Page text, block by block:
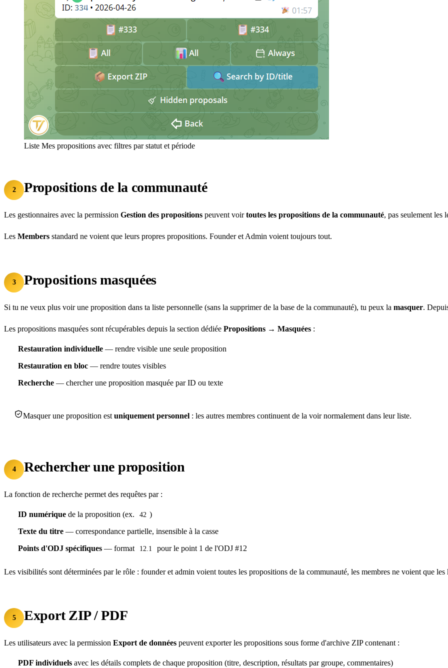
Liste Mes propositions avec filtres par statut et période
2 Propositions de la communauté
Les gestionnaires avec la permission Gestion des propositions peuvent voirtoutes les propositions de la communauté, pas seulement les
Les Members standard ne voient que leurs propres propositions. Founder et Admin voient toujours tout.
3 Propositions masquées
Si tu ne veux plus voir une proposition dans ta liste personnelle (sans la supprimer de la base de la communauté), tu peux la masquer.
Les propositions masquées sont récupérables depuis la section dédiée Propositions → Masquées :
Restauration individuelle — rendre visible une seule proposition
Restauration en bloc — rendre toutes visibles
Recherche — chercher une proposition masquée par ID ou texte
Masquer une proposition est uniquement personnel : les autres membres continuent de la voir normalement dans leur liste.
4 Rechercher une proposition
La fonction de recherche permet des requêtes par :
ID numérique de la proposition (ex. 42 )
Texte du titre — correspondance partielle, insensible à la casse
Points d'ODJ spécifiques — format 12.1 pour le point 1 de l'ODJ #12
Les visibilités sont déterminées par le rôle : founder et admin voient toutes les propositions de la communauté, les membres ne voient que les
5 Export ZIP / PDF
Les utilisateurs avec la permission Export de données peuvent exporter les propositions sous forme d'archive ZIP contenant :
PDF individuels avec les détails complets de chaque proposition (titre, description, résultats par groupe, commentaires)